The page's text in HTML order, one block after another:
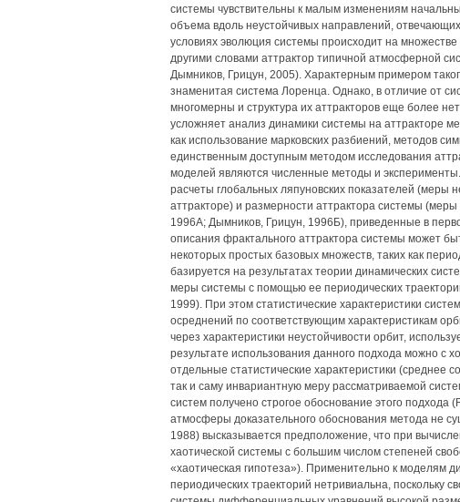
системы чувствительны к малым изменениям
объема вдоль неустойчивых направлений,
условиях эволюция системы происходит на
другими словами аттрактор типичной атмосферной
Дымников, Грицун, 2005). Характерным примером
знаменитая система Лоренца. Однако, в отличие от
многомерны и структура их аттракторов еще более
усложняет анализ динамики системы на аттракторе
как использование марковских разбиений, методов
единственным доступным методом исследования
моделей являются численные методы и
расчеты глобальных ляпуновских показателей (меры
аттракторе) и размерности аттрактора системы
1996А; Дымников, Грицун, 1996Б), приведенные в
описания фрактального аттрактора системы может
некоторых простых базовых множеств, таких как
базируется на результатах теории динамических
меры системы с помощью ее периодических
1999). При этом статистические характеристики
осреднений по соответствующим характеристикам
через характеристики неустойчивости орбит,
результате использования данного подхода можно с
отдельные статистические характеристики (среднее
так и саму инвариантную меру рассматриваемой
систем получено строгое обоснование этого
атмосферы доказательного обоснования метода не
1988) высказывается предположение, что при
хаотической системы с большим числом степеней
«хаотическая гипотеза»). Применительно к моделям
периодических траекторий нетривиальна, поскольку